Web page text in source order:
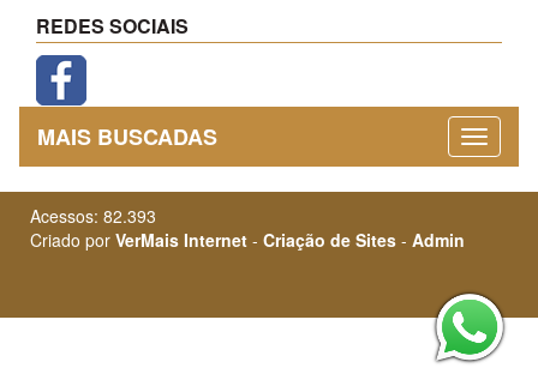
REDES SOCIAIS
MAIS BUSCADAS
Acessos: 82.393
Criado por VerMais Internet - Criação de Sites - Admin